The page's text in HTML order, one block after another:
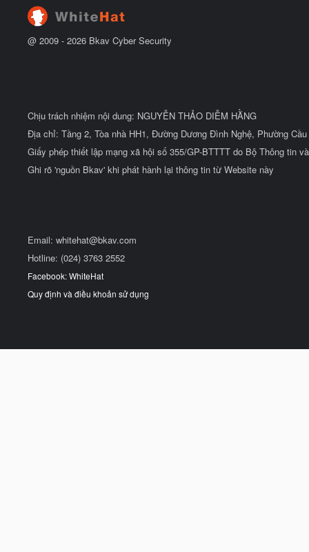
u
@ 2009 - 2026 Bkav Cyber Security
Chịu trách nhiệm nội dung: NGUYỄN THẢO DIỄM HẰNG
Địa chỉ: Tầng 2, Tòa nhà HH1, Đường Dương Đình Nghệ, Phường
Giấy phép thiết lập mạng xã hội số 355/GP-BTTTT do Bộ Thông tin
Ghi rõ 'nguồn Bkav' khi phát hành lại thông tin từ Website này
Email: whitehat@bkav.com
Hotline: (024) 3763 2552
Facebook: WhiteHat
Quy định và điều khoản sử dụng